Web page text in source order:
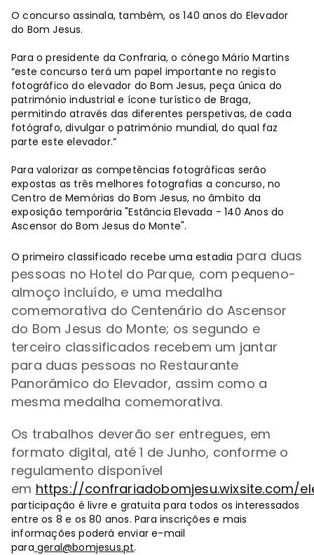
O concurso assinala, também, os 140 anos do Elevador
do Bom Jesus.
Para o presidente da Confraria, o cónego Mário Martins
“este concurso terá um papel importante no registo
fotográfico do elevador do Bom Jesus, peça única do
património industrial e ícone turístico de Braga,
permitindo através das diferentes perspetivas, de cada
fotógrafo, divulgar o património mundial, do qual faz
parte este elevador.”
Para valorizar as competências fotográficas serão
expostas as três melhores fotografias a concurso, no
Centro de Memórias do Bom Jesus, no âmbito da
exposição temporária "Estância Elevada - 140 Anos do
Ascensor do Bom Jesus do Monte".
O primeiro classificado recebe uma estadia para duas
pessoas no Hotel do Parque, com pequeno-
almoço incluído, e uma medalha
comemorativa do Centenário do Ascensor
do Bom Jesus do Monte; os segundo e
terceiro classificados recebem um jantar
para duas pessoas no Restaurante
Panorâmico do Elevador, assim como a
mesma medalha comemorativa.
Os trabalhos deverão ser entregues, em
formato digital, até 1 de Junho, conforme o
regulamento disponível
em https://confrariadobomjesu.wixsite.com/
participação é livre e gratuita para todos os interessados
entre os 8 e os 80 anos. Para inscrições e mais
informações poderá enviar e-mail
para geral@bomjesus.pt.